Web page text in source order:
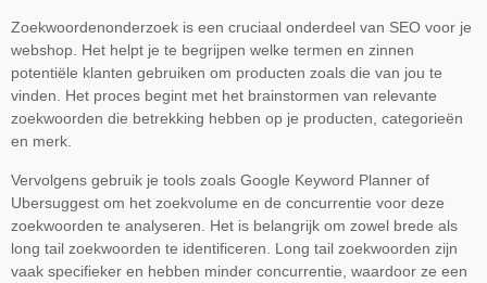
Zoekwoordenonderzoek is een cruciaal onderdeel van SEO voor je
webshop. Het helpt je te begrijpen welke termen en zinnen
potentiële klanten gebruiken om producten zoals die van jou te
vinden. Het proces begint met het brainstormen van relevante
zoekwoorden die betrekking hebben op je producten, categorieën
en merk.
Vervolgens gebruik je tools zoals Google Keyword Planner of
Ubersuggest om het zoekvolume en de concurrentie voor deze
zoekwoorden te analyseren. Het is belangrijk om zowel brede als
long tail zoekwoorden te identificeren. Long tail zoekwoorden zijn
vaak specifieker en hebben minder concurrentie, waardoor ze een